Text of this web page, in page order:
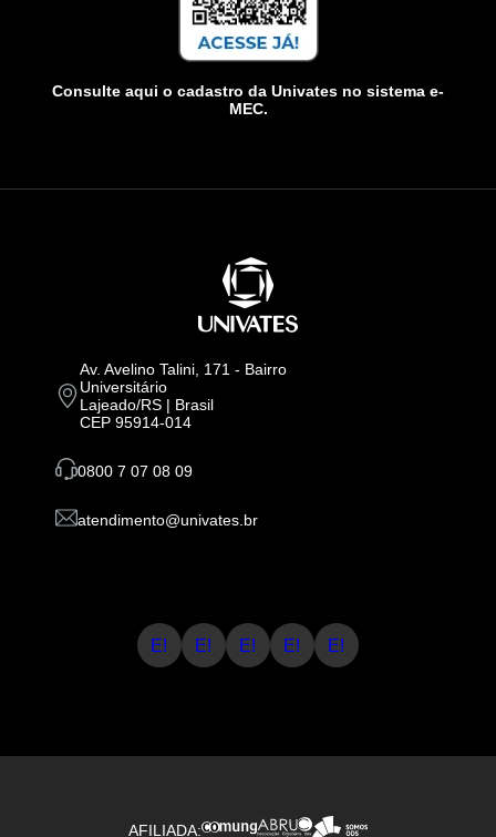
Consulte aqui o cadastro da Univates no sistema e-
MEC.
Av. Avelino Talini, 171 - Bairro
Universitário
Lajeado/RS | Brasil
CEP 95914-014
0800 7 07 08 09
atendimento@univates.br
E! E! E! E! E!
AFILIADA: